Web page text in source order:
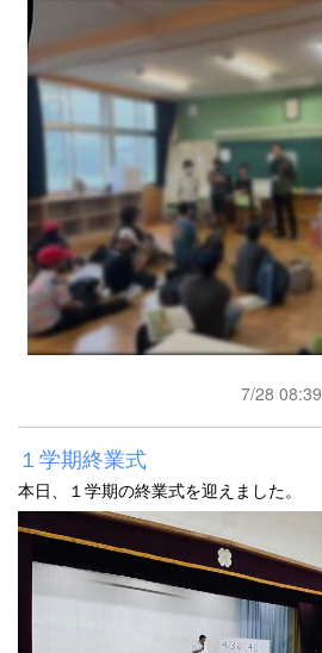
7/28 08:39
１学期終業式
本日、１学期の終業式を迎えました。